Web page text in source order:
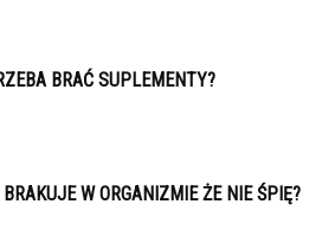
BRAĆ SUPLEMENTY?
BRAKUJE W ORGANIZMIE ŻE NIE ŚPIĘ?